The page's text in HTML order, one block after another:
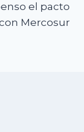
el pacto
Mercosur